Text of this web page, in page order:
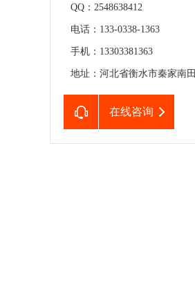
QQ：2548638412
电话：133-0338-1363
手机：13303381363
地址：河北省衡水市秦家南
在线咨询